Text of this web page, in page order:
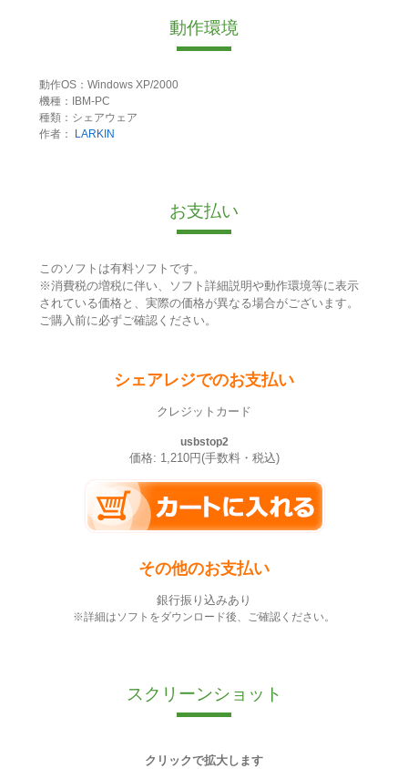
動作環境
動作OS：Windows XP/2000
機種：IBM-PC
種類：シェアウェア
作者：
LARKIN
お支払い
このソフトは有料ソフトです。
※消費税の増税に伴い、ソフト詳細説明や動作環境等に表示
されている価格と、実際の価格が異なる場合がございます。
ご購入前に必ずご確認ください。
シェアレジでのお支払い
クレジットカード
usbstop2
価格: 1,210円(手数料・税込)
その他のお支払い
銀行振り込みあり
※詳細はソフトをダウンロード後、ご確認ください。
スクリーンショット
クリックで拡大します